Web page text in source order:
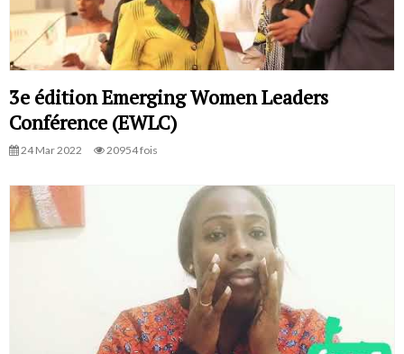
3e édition Emerging Women Leaders
Conférence (EWLC)
24 Mar 2022 20954 fois